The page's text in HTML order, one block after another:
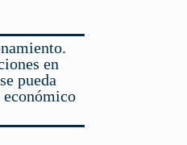
en
pueda
económico